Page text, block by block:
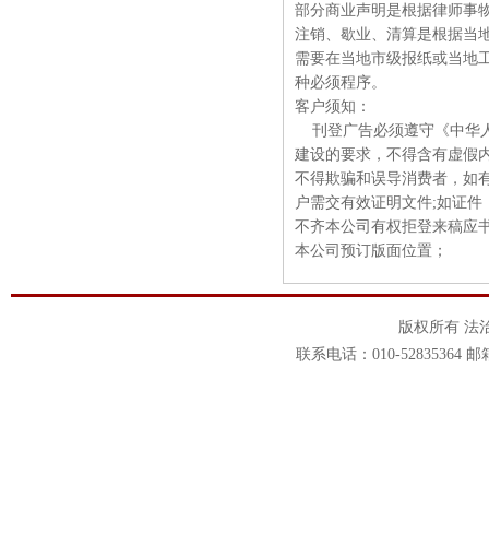
部分商业声明是根据律师事
注销、歇业、清算是根据当
需要在当地市级报纸或当地
种必须程序。
客户须知：
刊登广告必须遵守《中华
建设的要求，不得含有虚假
不得欺骗和误导消费者，如
户需交有效证明文件;如证件
不齐本公司有权拒登来稿应
本公司预订版面位置；
版权所有 法
联系电话：010-52835364 邮